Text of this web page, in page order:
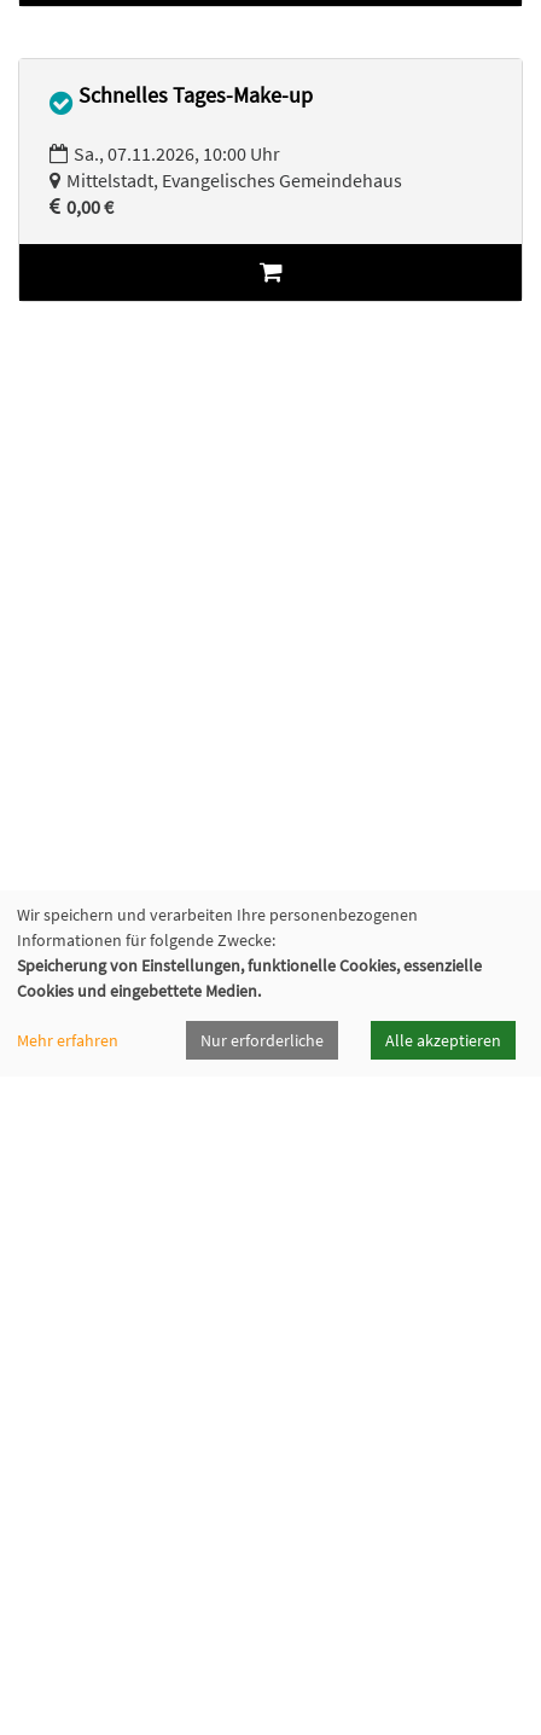
Schnelles Tages-Make-up
Sa., 07.11.2026, 10:00 Uhr
Mittelstadt, Evangelisches Gemeindehaus
0,00 €
Wir speichern und verarbeiten Ihre personenbezogenen
Informationen für folgende Zwecke:
Speicherung von Einstellungen, funktionelle Cookies, essenzielle
Cookies und eingebettete Medien.
Mehr erfahren Nur erforderliche Alle akzeptieren